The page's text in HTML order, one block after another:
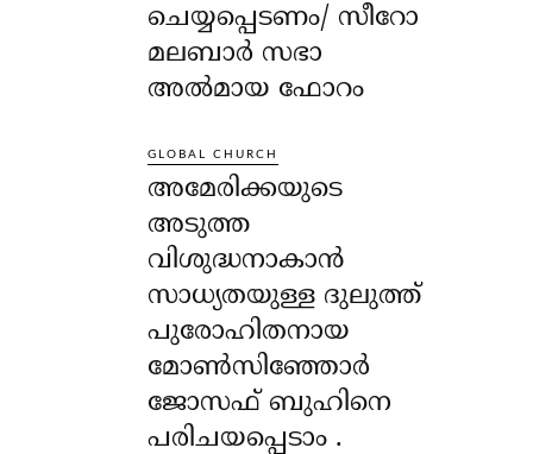
ചെയ്യപ്പെടണം/ സീറോ
മലബാർ സഭാ
അൽമായ ഫോറം
GLOBAL CHURCH
അമേരിക്കയുടെ
അടുത്ത
വിശുദ്ധനാകാൻ
സാധ്യതയുള്ള ദുലുത്ത്
പുരോഹിതനായ
മോൺസിഞ്ഞോർ
ജോസഫ് ബുഹിനെ
പരിചയപ്പെടാം .